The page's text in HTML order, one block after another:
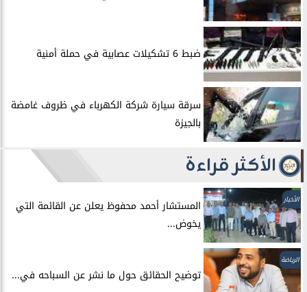
ضبط 6 تشكيلات عصابية في حملة أمنية
سرقة سيارة شركة الكهرباء في ظروف غامضة
بالجيزة
الأكثر قراءة
الأخبار
المستشار أحمد محفوظ يعلن عن القائمة التي
يخوض...
الرياضة
توضيح الحقائق حول ما نشر عن السباحه في...